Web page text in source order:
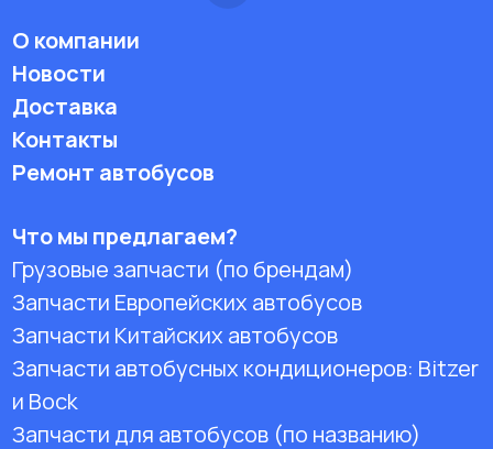
О компании
Новости
Доставка
Контакты
Ремонт автобусов
Что мы предлагаем?
Грузовые запчасти (по брендам)
Запчасти Европейских автобусов
Запчасти Китайских автобусов
Запчасти автобусных кондиционеров: Bitzer
и Bock
Запчасти для автобусов (по названию)